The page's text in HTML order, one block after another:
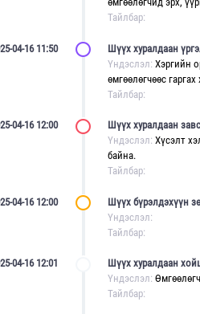
Тайлбар:
04-16 11:50
Шүүх хуралдаан
Үндэслэл: Хэргийн
өмгөөлөгчөөс
Тайлбар:
04-16 12:00
Шүүх хуралдаан
Үндэслэл: Хүсэлт
байна.
Тайлбар:
04-16 12:00
Шүүх бүрэлдэхүүн
Үндэслэл:
Тайлбар:
04-16 12:01
Шүүх хуралдаан
Үндэслэл:
Тайлбар: